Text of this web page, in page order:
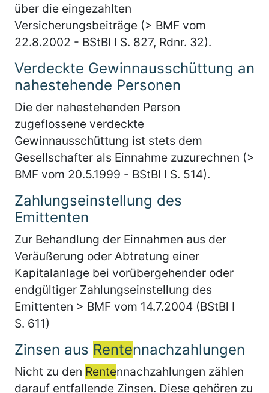
über die eingezahlten
Versicherungsbeiträge (> BMF vom
22.8.2002 - BStBl I S. 827, Rdnr. 32).
Verdeckte Gewinnausschüttung an
nahestehende Personen
Die der nahestehenden Person
zugeflossene verdeckte
Gewinnausschüttung ist stets dem
Gesellschafter als Einnahme zuzurechnen (>
BMF vom 20.5.1999 - BStBl I S. 514).
Zahlungseinstellung des
Emittenten
Zur Behandlung der Einnahmen aus der
Veräußerung oder Abtretung einer
Kapitalanlage bei vorübergehender oder
endgültiger Zahlungseinstellung des
Emittenten > BMF vom 14.7.2004 (BStBl I
S. 611)
Zinsen aus Rentennachzahlungen
Nicht zu den Rentennachzahlungen zählen
darauf entfallende Zinsen. Diese gehören zu